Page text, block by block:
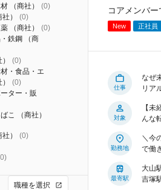
（商社）
(0)
）
(0)
（商社）
(0)
鉄鋼 （商
(0)
・食品・エ
(0)
ター・販
こ （商社）
）
(0)
0)
職種を選択
コアメンバ
New 正社員
仕事
なぜ
リア
対象
【
んな
勤務地
＼今
で働
最寄駅
大山
吉塚